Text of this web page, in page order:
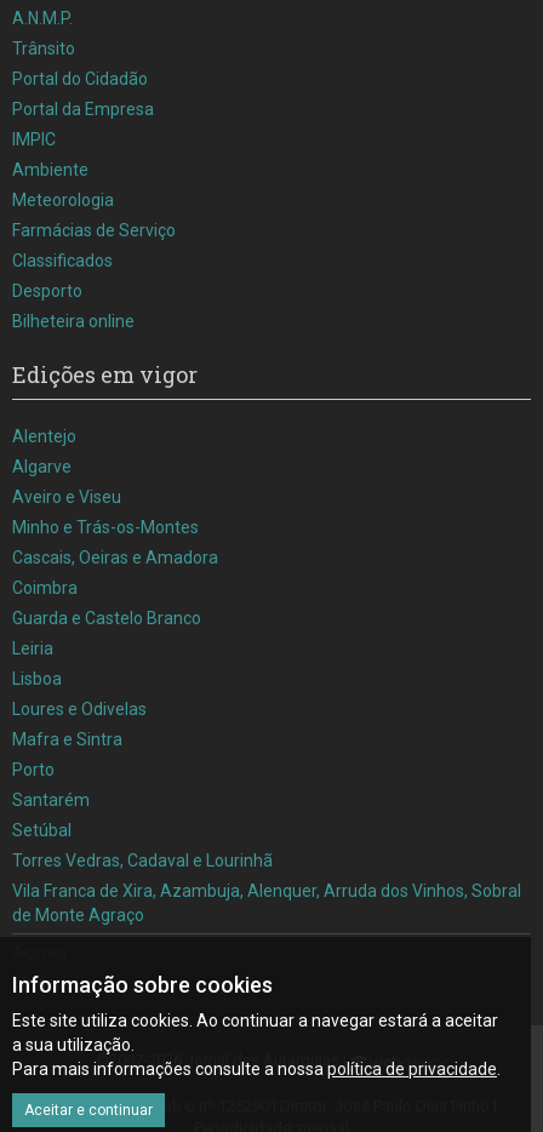
A.N.M.P.
Trânsito
Portal do Cidadão
Portal da Empresa
IMPIC
Ambiente
Meteorologia
Farmácias de Serviço
Classificados
Desporto
Bilheteira online
Edições em vigor
Alentejo
Algarve
Aveiro e Viseu
Minho e Trás-os-Montes
Cascais, Oeiras e Amadora
Coimbra
Guarda e Castelo Branco
Leiria
Lisboa
Loures e Odivelas
Mafra e Sintra
Porto
Santarém
Setúbal
Torres Vedras, Cadaval e Lourinhã
Vila Franca de Xira, Azambuja, Alenquer, Arruda dos Vinhos, Sobral
de Monte Agraço
Madeira
©2007-2026 Jornal das Autarquias |
Inscrito na ERC sob o nº 125290 | Diretor: José Paulo Dias Pinho |
Informação sobre cookies
Este site utiliza cookies. Ao continuar a navegar estará a aceitar
a sua utilização.
Para mais informações consulte a nossa política de privacidade
Aceitar e continuar